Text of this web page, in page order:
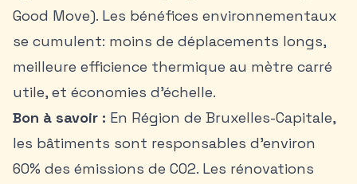
Good Move). Les bénéfices environnementaux
se cumulent: moins de déplacements longs,
meilleure efficience thermique au mètre carré
utile, et économies d’échelle.
Bon à savoir : En Région de Bruxelles-Capitale,
les bâtiments sont responsables d’environ
60% des émissions de CO2. Les rénovations